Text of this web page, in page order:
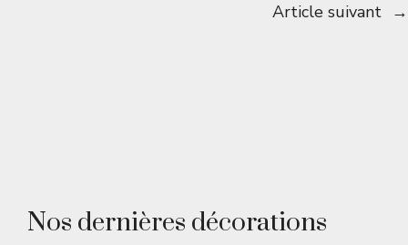
Article suivant →
Nos dernières décorations